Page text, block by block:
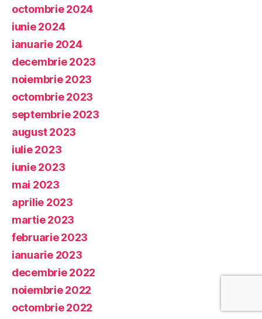
octombrie 2024
iunie 2024
ianuarie 2024
decembrie 2023
noiembrie 2023
octombrie 2023
septembrie 2023
august 2023
iulie 2023
iunie 2023
mai 2023
aprilie 2023
martie 2023
februarie 2023
ianuarie 2023
decembrie 2022
noiembrie 2022
octombrie 2022